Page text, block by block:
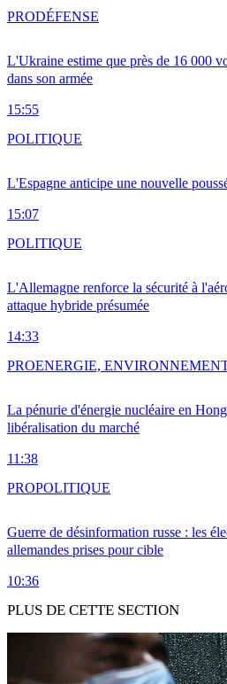
L'Ukraine estime que près de 16 000
dans son armée
15:55
PRODÉFENSE
L'Espagne anticipe une nouvelle
15:07
POLITIQUE
L'Allemagne renforce la sécurité à
attaque hybride présumée
14:33
POLITIQUE
La pénurie d'énergie nucléaire en
libéralisation du marché
11:38
PROENERGIE,
Guerre de désinformation russe : les
allemandes prises pour cible
10:36
PROPOLITIQUE
PLUS DE CETTE SECTION